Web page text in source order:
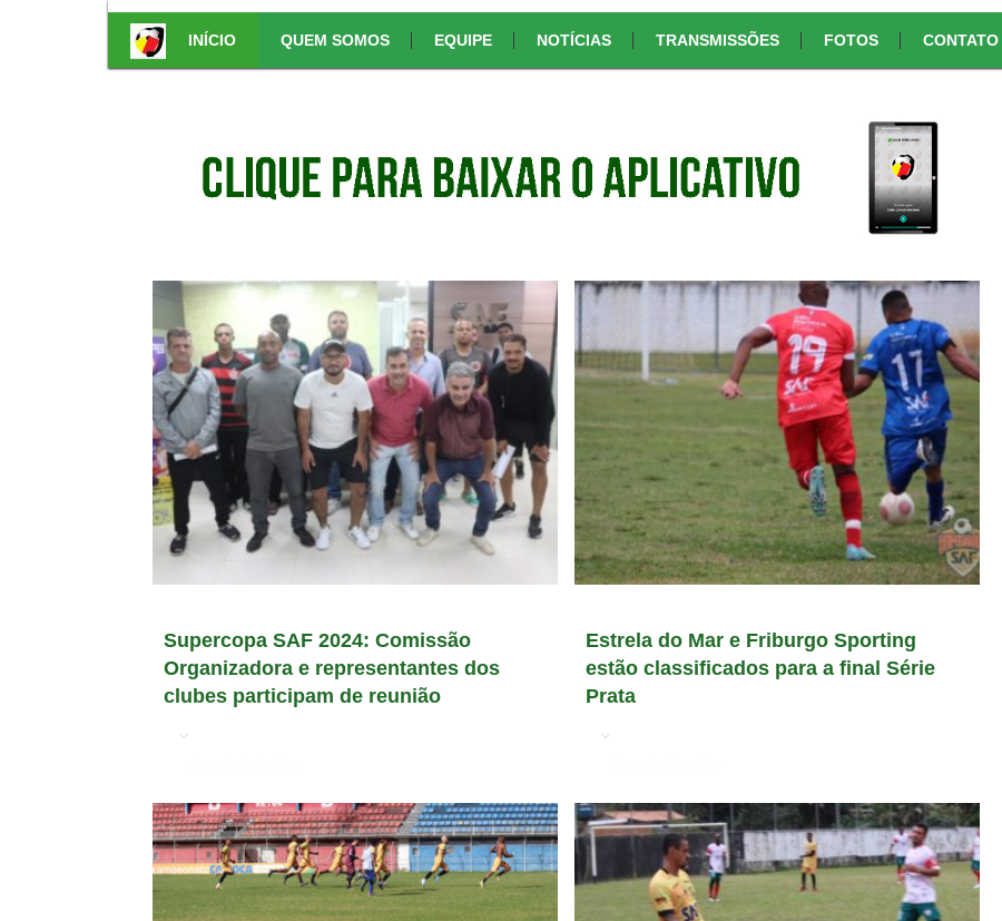
www.bachelortreats.com
INÍCIO QUEM SOMOS EQUIPE NOTÍCIAS TRANSMISSÕES FOTOS CONTATO
Supercopa SAF 2024: Comissão
Organizadora e representantes dos
clubes participam de reunião
Estrela do Mar e Friburgo Sporting
estão classificados para a final Série
Prata